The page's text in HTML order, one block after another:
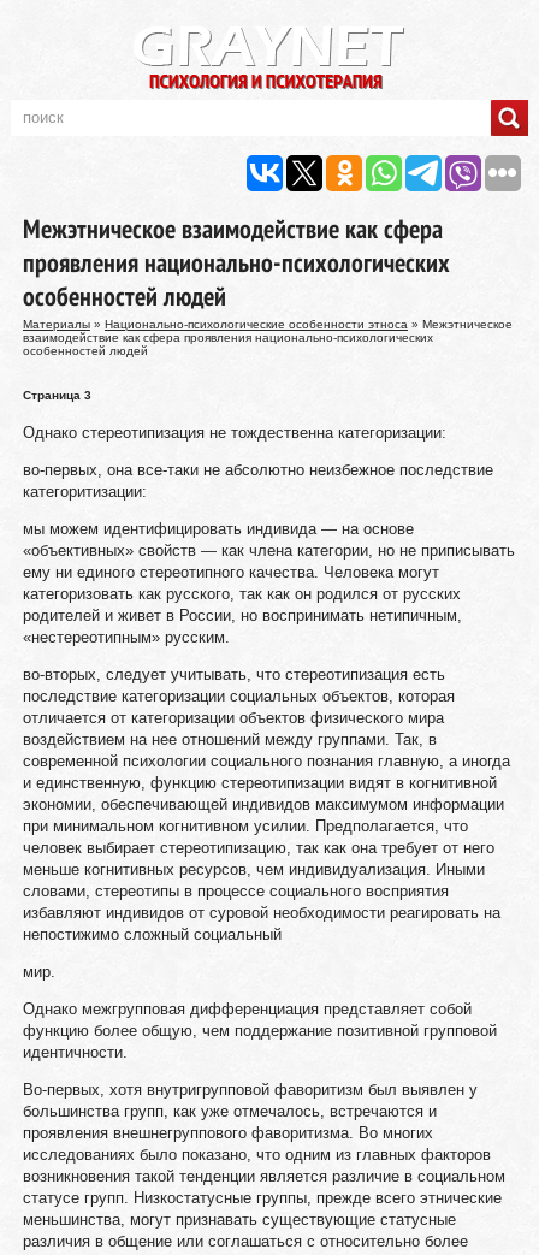
Межэтническое взаимодействие как сфера
проявления национально-психологических
особенностей людей
Материалы» Национально-психологические особенности этноса » Межэтническое
взаимодействие как сфера проявления национально-психологических
особенностей людей
Страница 3
Однако стереотипизация не тождественна категоризации:
во-первых, она все-таки не абсолютно неизбежное последствие
категоритизации:
мы можем идентифицировать индивида — на основе
«объективных» свойств — как члена категории, но не приписывать
ему ни единого стереотипного качества. Человека могут
категоризовать как русского, так как он родился от русских
родителей и живет в России, но воспринимать нетипичным,
«нестереотипным» русским.
во-вторых, следует учитывать, что стереотипизация есть
последствие категоризации социальных объектов, которая
отличается от категоризации объектов физического мира
воздействием на нее отношений между группами. Так, в
современной психологии социального познания главную, а иногда
и единственную, функцию стереотипизации видят в когнитивной
экономии, обеспечивающей индивидов максимумом информации
при минимальном когнитивном усилии. Предполагается, что
человек выбирает стереотипизацию, так как она требует от него
меньше когнитивных ресурсов, чем индивидуализация. Иными
словами, стереотипы в процессе социального восприятия
избавляют индивидов от суровой необходимости реагировать на
непостижимо сложный социальный
мир.
Однако межгрупповая дифференциация представляет собой
функцию более общую, чем поддержание позитивной групповой
идентичности.
Во-первых, хотя внутригрупповой фаворитизм был выявлен у
большинства групп, как уже отмечалось, встречаются и
проявления внешнегруппового фаворитизма. Во многих
исследованиях было показано, что одним из главных факторов
возникновения такой тенденции является различие в социальном
статусе групп. Низкостатусные группы, прежде всего этнические
меньшинства, могут признавать существующие статусные
различия в обще­ние или соглашаться с относительно более